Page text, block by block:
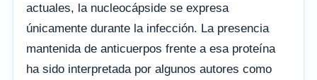
actuales, la nucleocápside se expresa
únicamente durante la infección. La presencia
mantenida de anticuerpos frente a esa proteína
ha sido interpretada por algunos autores como